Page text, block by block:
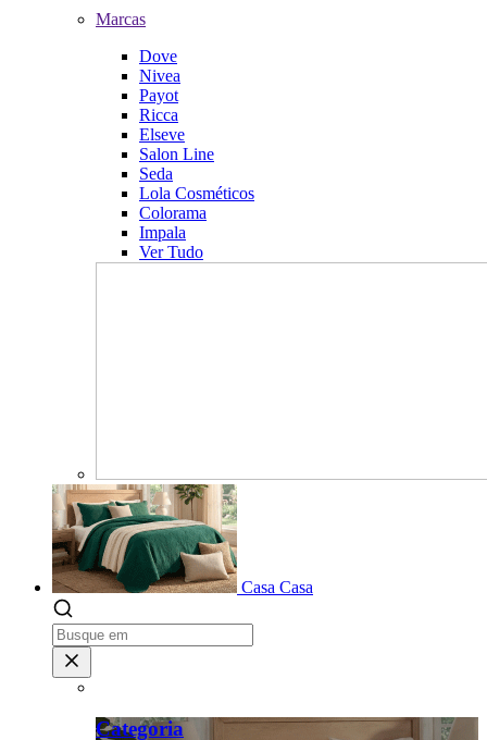
Marcas
Dove
Nivea
Payot
Ricca
Elseve
Salon Line
Seda
Lola Cosméticos
Colorama
Impala
Ver Tudo
Casa Casa
Categoria